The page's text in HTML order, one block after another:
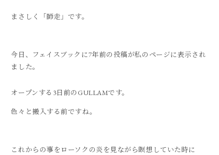
まさしく「師走」です。
今日、フェイスブックに7年前の投稿が私のページに表示され
ました。
オープンする3日前のGULLAMです。
色々と搬入する前ですね。
これからの事をローソクの炎を見ながら瞑想していた時に